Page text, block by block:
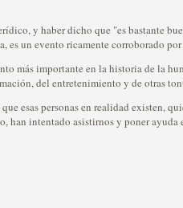
y haber dicho que "es bastante
un evento ricamente corroborado
más importante en la historia de la
del entretenimiento y de otras
esas personas en realidad existen,
han intentado asistirnos y poner ayuda